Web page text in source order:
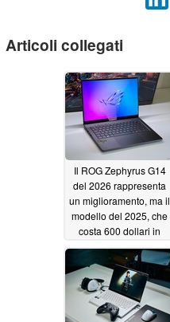
Articoli collegati
Il ROG Zephyrus G14
del 2026 rappresenta
un miglioramento, ma il
modello del 2025, che
costa 600 dollari in
meno, rimane
comunque un’ottima
scelta 06/23/2026